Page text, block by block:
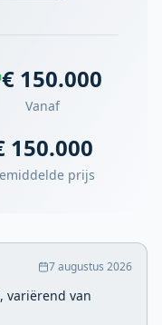
€ 150.000
Vanaf
150.000
prijs
7 augustus 2026
variërend van